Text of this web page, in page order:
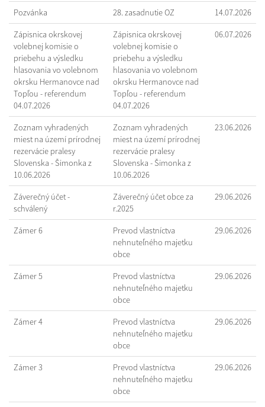
Pozvánka 28. zasadnutie OZ 14.07.2026
Zápisnica okrskovej
volebnej komisie o
priebehu a výsledku
hlasovania vo volebnom
okrsku Hermanovce nad
Topľou - referendum
04.07.2026
Zápisnica okrskovej
volebnej komisie o
priebehu a výsledku
hlasovania vo volebnom
okrsku Hermanovce nad
Topľou - referendum
04.07.2026
06.07.2026
Zoznam vyhradených
miest na území prírodnej
rezervácie pralesy
Slovenska - Šimonka z
10.06.2026
Zoznam vyhradených
miest na území prírodnej
rezervácie pralesy
Slovenska - Šimonka z
10.06.2026
23.06.2026
Záverečný účet -
schválený
Záverečný účet obce za
r.2025
29.06.2026
Zámer 6
Prevod vlastníctva
nehnuteľného majetku
obce
29.06.2026
Zámer 5
Prevod vlastníctva
nehnuteľného majetku
obce
29.06.2026
Zámer 4
Prevod vlastníctva
nehnuteľného majetku
obce
29.06.2026
Zámer 3
Prevod vlastníctva
nehnuteľného majetku
obce
29.06.2026